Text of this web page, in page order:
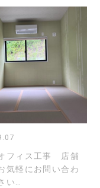
フィス工事 店舗
軽にお問い合わ
い…